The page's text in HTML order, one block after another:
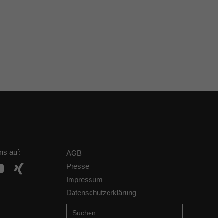
auf:
AGB
Presse
Impressum
Datenschutzerklärung